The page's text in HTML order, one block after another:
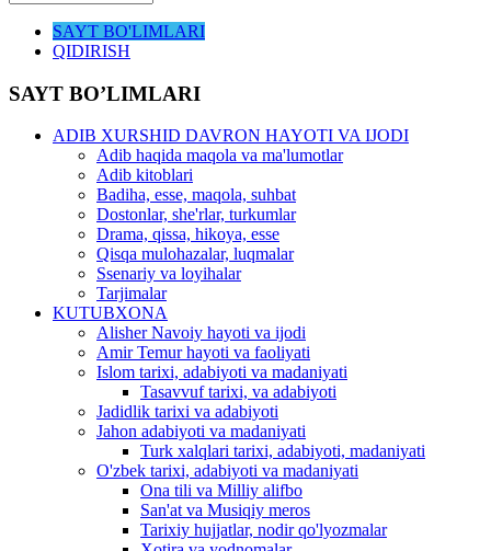
SAYT BO'LIMLARI
QIDIRISH
SAYT BO’LIMLARI
ADIB XURSHID DAVRON HAYOTI VA IJODI
Adib haqida maqola va ma'lumotlar
Adib kitoblari
Badiha, esse, maqola, suhbat
Dostonlar, she'rlar, turkumlar
Drama, qissa, hikoya, esse
Qisqa mulohazalar, luqmalar
Ssenariy va loyihalar
Tarjimalar
KUTUBXONA
Alisher Navoiy hayoti va ijodi
Amir Temur hayoti va faoliyati
Islom tarixi, adabiyoti va madaniyati
Tasavvuf tarixi, va adabiyoti
Jadidlik tarixi va adabiyoti
Jahon adabiyoti va madaniyati
Turk xalqlari tarixi, adabiyoti, madaniyati
O'zbek tarixi, adabiyoti va madaniyati
Ona tili va Milliy alifbo
San'at va Musiqiy meros
Tarixiy hujjatlar, nodir qo'lyozmalar